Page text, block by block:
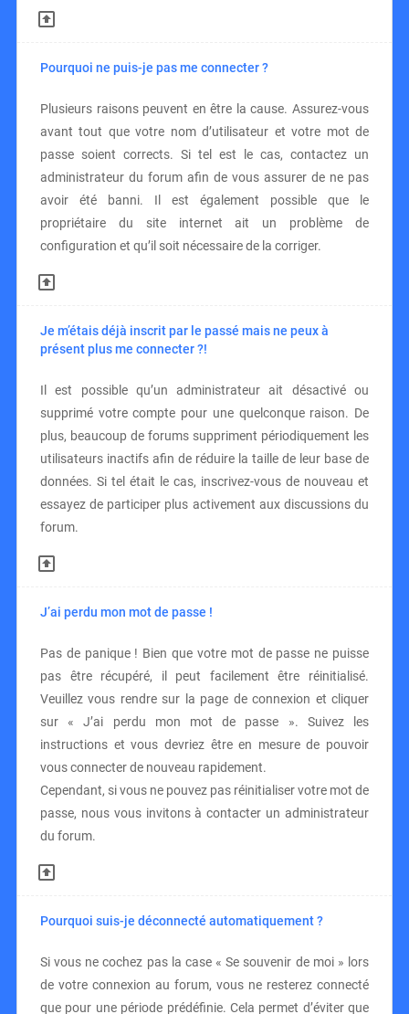
Pourquoi ne puis-je pas me connecter ?
Plusieurs raisons peuvent en être la cause. Assurez-vous
avant tout que votre nom d’utilisateur et votre mot de
passe soient corrects. Si tel est le cas, contactez un
administrateur du forum afin de vous assurer de ne pas
avoir été banni. Il est également possible que le
propriétaire du site internet ait un problème de
configuration et qu’il soit nécessaire de la corriger.
Je m’étais déjà inscrit par le passé mais ne peux à
présent plus me connecter ?!
Il est possible qu’un administrateur ait désactivé ou
supprimé votre compte pour une quelconque raison. De
plus, beaucoup de forums suppriment périodiquement les
utilisateurs inactifs afin de réduire la taille de leur base de
données. Si tel était le cas, inscrivez-vous de nouveau et
essayez de participer plus activement aux discussions du
forum.
J’ai perdu mon mot de passe !
Pas de panique ! Bien que votre mot de passe ne puisse
pas être récupéré, il peut facilement être réinitialisé.
Veuillez vous rendre sur la page de connexion et cliquer
sur « J’ai perdu mon mot de passe ». Suivez les
instructions et vous devriez être en mesure de pouvoir
vous connecter de nouveau rapidement.
Cependant, si vous ne pouvez pas réinitialiser votre mot de
passe, nous vous invitons à contacter un administrateur
du forum.
Pourquoi suis-je déconnecté automatiquement ?
Si vous ne cochez pas la case « Se souvenir de moi » lors
de votre connexion au forum, vous ne resterez connecté
que pour une période prédéfinie. Cela permet d’éviter que